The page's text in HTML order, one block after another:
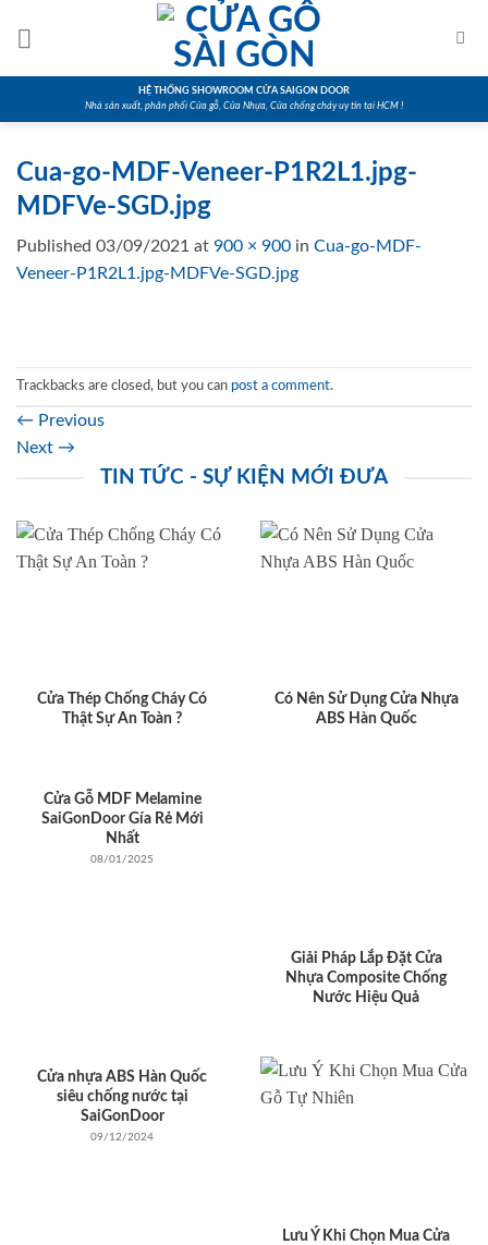
HỆ THỐNG SHOWROOM CỬA SAIGON DOOR
Nhà sản xuất, phân phối Cửa gỗ, Cửa Nhựa, Cửa chống cháy uy tín tại HCM !
Cua-go-MDF-Veneer-P1R2L1.jpg-
MDFVe-SGD.jpg
Published 03/09/2021 at 900 × 900 in Cua-go-MDF-
Veneer-P1R2L1.jpg-MDFVe-SGD.jpg
Trackbacks are closed, but you can post a comment.
← Previous
Next →
TIN TỨC - SỰ KIỆN MỚI ĐƯA
Cửa Thép Chống Cháy Có
Thật Sự An Toàn ?
Có Nên Sử Dụng Cửa Nhựa
ABS Hàn Quốc
Cửa Gỗ MDF Melamine
SaiGonDoor Gía Rẻ Mới
Nhất
08/01/2025
Giải Pháp Lắp Đặt Cửa
Nhựa Composite Chống
Nước Hiệu Quả
Cửa nhựa ABS Hàn Quốc
siêu chống nước tại
SaiGonDoor
09/12/2024
Lưu Ý Khi Chọn Mua Cửa